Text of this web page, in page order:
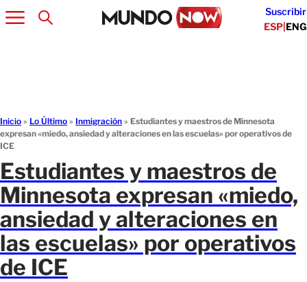
Suscribir
ESP|ENG
Inicio » Lo Último » Inmigración » Estudiantes y maestros de Minnesota
expresan «miedo, ansiedad y alteraciones en las escuelas» por operativos de
ICE
Estudiantes y maestros de
Minnesota expresan «miedo,
ansiedad y alteraciones en
las escuelas» por operativos
de ICE